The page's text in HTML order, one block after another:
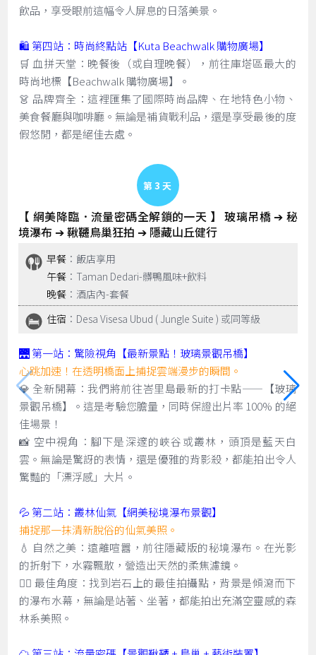
飲品，享受眼前這幅令人屏息的日落美景。
🛍️ 第四站：時尚終點站【Kuta Beachwalk 購物廣場】
🛒 血拼天堂：晚餐後（或自理晚餐），前往庫塔區最大的
時尚地標【Beachwalk 購物廣場】。
👗 品牌齊全：這裡匯集了國際時尚品牌、在地特色小物、
美食餐廳與咖啡廳。無論是補貨戰利品，還是享受最後的度
假悠閒，都是絕佳去處。
Day 3
【 網美降臨．流量密碼全解鎖的一天 】 玻璃吊橋 ➔ 秘
境瀑布 ➔ 鞦韆鳥巢狂拍 ➔ 隱藏山丘健行
早餐 ：飯店享用
午餐 ：Taman Dedari-髒鴨風味+飲料
晚餐 ：酒店內-套餐
住宿 ：Desa Visesa Ubud ( Jungle Suite ) 或同等級
🌉 第一站：驚險視角【最新景點！玻璃景觀吊橋】
心跳加速！在透明橋面上捕捉雲端漫步的瞬間。
💎 全新開幕：我們將前往峇里島最新的打卡點——【玻璃
景觀吊橋】。這是考驗您膽量，同時保證出片率 100% 的絕
佳場景！
📸 空中視角：腳下是深邃的峽谷或叢林，頭頂是藍天白
雲。無論是驚訝的表情，還是優雅的背影殺，都能拍出令人
驚豔的「漂浮感」大片。
💦 第二站：叢林仙氣【網美秘境瀑布景觀】
捕捉那一抹清新脫俗的仙氣美照。
💧 自然之美：遠離喧囂，前往隱藏版的秘境瀑布。在光影
的折射下，水霧飄散，營造出天然的柔焦濾鏡。
🧚‍♀️ 最佳角度：找到岩石上的最佳拍攝點，背景是傾瀉而下
的瀑布水幕，無論是站著、坐著，都能拍出充滿空靈感的森
林系美照。